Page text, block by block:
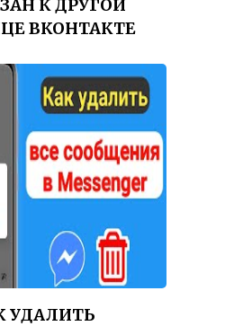
К ДРУГОЙ
ВКОНТАКТЕ
УДАЛИТЬ